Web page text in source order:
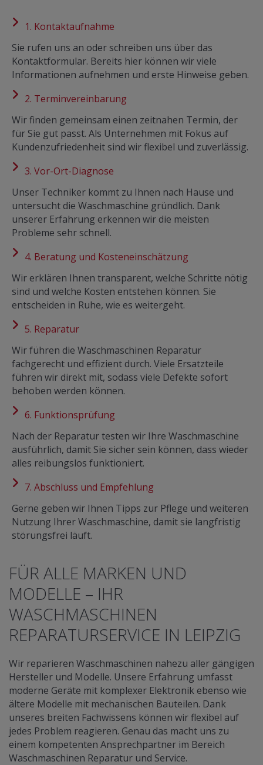
1. Kontaktaufnahme
Sie rufen uns an oder schreiben uns über das
Kontaktformular. Bereits hier können wir viele
Informationen aufnehmen und erste Hinweise geben.
2. Terminvereinbarung
Wir finden gemeinsam einen zeitnahen Termin, der
für Sie gut passt. Als Unternehmen mit Fokus auf
Kundenzufriedenheit sind wir flexibel und zuverlässig.
3. Vor-Ort-Diagnose
Unser Techniker kommt zu Ihnen nach Hause und
untersucht die Waschmaschine gründlich. Dank
unserer Erfahrung erkennen wir die meisten
Probleme sehr schnell.
4. Beratung und Kosteneinschätzung
Wir erklären Ihnen transparent, welche Schritte nötig
sind und welche Kosten entstehen können. Sie
entscheiden in Ruhe, wie es weitergeht.
5. Reparatur
Wir führen die Waschmaschinen Reparatur
fachgerecht und effizient durch. Viele Ersatzteile
führen wir direkt mit, sodass viele Defekte sofort
behoben werden können.
6. Funktionsprüfung
Nach der Reparatur testen wir Ihre Waschmaschine
ausführlich, damit Sie sicher sein können, dass wieder
alles reibungslos funktioniert.
7. Abschluss und Empfehlung
Gerne geben wir Ihnen Tipps zur Pflege und weiteren
Nutzung Ihrer Waschmaschine, damit sie langfristig
störungsfrei läuft.
FÜR ALLE MARKEN UND
MODELLE – IHR
WASCHMASCHINEN
REPARATURSERVICE IN LEIPZIG
Wir reparieren Waschmaschinen nahezu aller gängigen
Hersteller und Modelle. Unsere Erfahrung umfasst
moderne Geräte mit komplexer Elektronik ebenso wie
ältere Modelle mit mechanischen Bauteilen. Dank
unseres breiten Fachwissens können wir flexibel auf
jedes Problem reagieren. Genau das macht uns zu
einem kompetenten Ansprechpartner im Bereich
Waschmaschinen Reparatur und Service.